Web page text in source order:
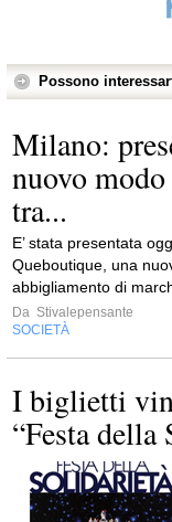
Possono
Milano:
nuovo
tra...
E’ stata presentata
Queboutique, una
abbigliamento di
Da Stivalepensante
SOCIETÀ
I biglietti
“Festa della